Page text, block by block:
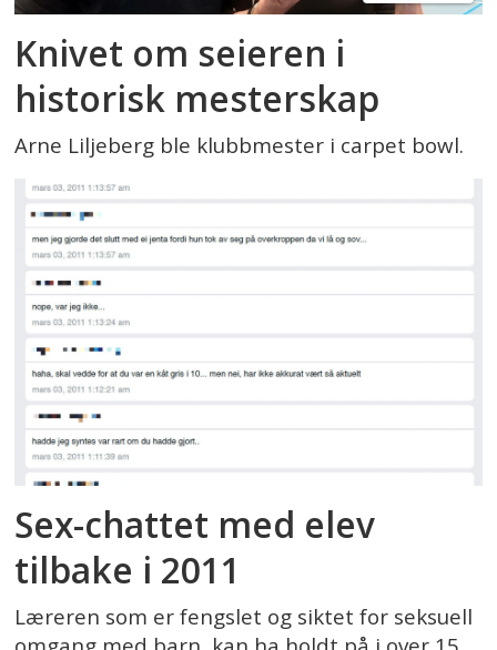
Knivet om seieren i
historisk mesterskap
Arne Liljeberg ble klubbmester i carpet bowl.
Sex-chattet med elev
tilbake i 2011
Læreren som er fengslet og siktet for seksuell